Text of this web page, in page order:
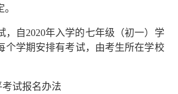
自2020年入学的七年级（初一）学
个学期安排有考试，由考生所在学校
试报名办法